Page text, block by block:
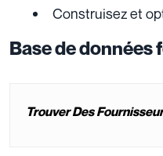
Construisez et
Base de données
Trouver Des